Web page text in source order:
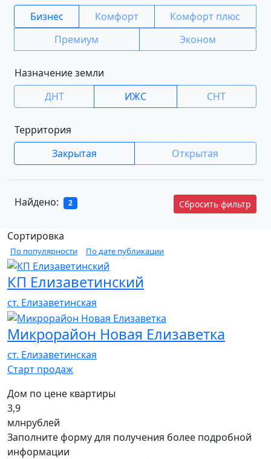
Бизнес
Комфорт
Комфорт плюс
Премиум
Эконом
Назначение земли
ДНТ
ИЖС СНТ
Территория
Закрытая
Открытая
Найдено: 2 Сбросить фильтр
Сортировка
По популярности По дате публикации
КП Елизаветинский
ст. Елизаветинская
Микрорайон Новая Елизаветка
ст. Елизаветинская
Cтарт продаж
Дом по цене квартиры
3,9
млнрублей
Заполните форму для получения более подробной
информации